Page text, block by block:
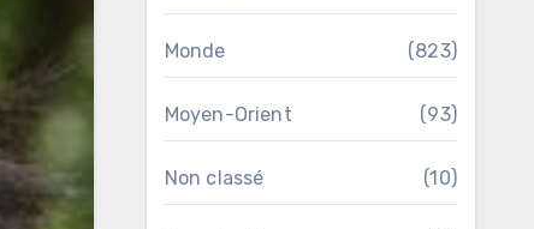
Monde (823)
Moyen-Orient (93)
Non classé (10)